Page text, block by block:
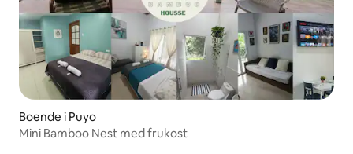
Boende i Puyo
Mini Bamboo Nest med frukost